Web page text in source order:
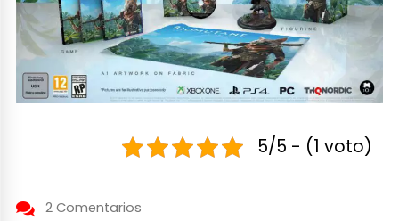
5/5 - (1 voto)
2 Comentarios